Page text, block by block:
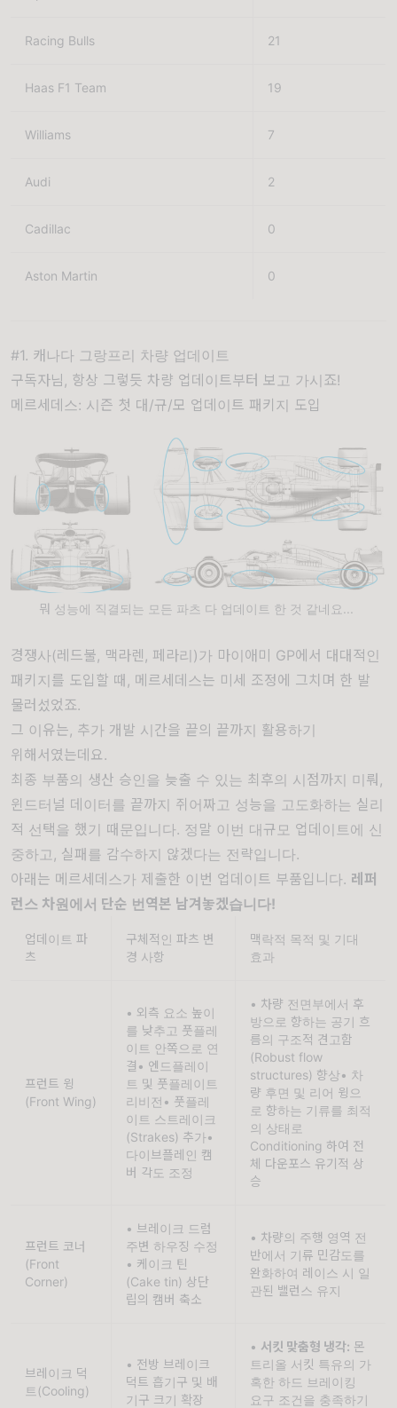
Racing Bulls 21
Haas F1 Team 19
Williams 7
Audi 2
Cadillac 0
Aston Martin 0
#1. 캐나다 그랑프리 차량 업데이트
구독자님, 항상 그렇듯 차량 업데이트부터 보고 가시죠!
메르세데스: 시즌 첫 대/규/모 업데이트 패키지 도입
뭐 성능에 직결되는 모든 파츠 다 업데이트 한 것 같네요...
경쟁사(레드불, 맥라렌, 페라리)가 마이애미 GP에서 대대적인
패키지를 도입할 때, 메르세데스는 미세 조정에 그치며 한 발
물러섰었죠.
그 이유는, 추가 개발 시간을 끝의 끝까지 활용하기
위해서였는데요.
최종 부품의 생산 승인을 늦출 수 있는 최후의 시점까지 미뤄,
윈드터널 데이터를 끝까지 쥐어짜고 성능을 고도화하는 실리
적 선택을 했기 때문입니다. 정말 이번 대규모 업데이트에 신
중하고, 실패를 감수하지 않겠다는 전략입니다.
아래는 메르세데스가 제출한 이번 업데이트 부품입니다. 레퍼
런스 차원에서 단순 번역본 남겨놓겠습니다!
업데이트 파
츠
구체적인 파츠 변
경 사항
맥락적 목적 및 기대
효과
프런트 윙
(Front Wing)
• 외측 요소 높이
를 낮추고 풋플레
이트 안쪽으로 연
결• 엔드플레이
트 및 풋플레이트
리비전• 풋플레
이트 스트레이크
(Strakes) 추가•
다이브플레인 캠
버 각도 조정
• 차량 전면부에서 후
방으로 향하는 공기 흐
름의 구조적 견고함
(Robust flow
structures) 향상• 차
량 후면 및 리어 윙으
로 향하는 기류를 최적
의 상태로
Conditioning 하여 전
체 다운포스 유기적 상
승
프런트 코너
(Front
Corner)
• 브레이크 드럼
주변 하우징 수정
• 케이크 틴
(Cake tin) 상단
립의 캠버 축소
• 차량의 주행 영역 전
반에서 기류 민감도를
완화하여 레이스 시 일
관된 밸런스 유지
브레이크 덕
트(Cooling)
• 전방 브레이크
덕트 흡기구 및 배
기구 크기 확장
• 서킷 맞춤형 냉각: 몬
트리올 서킷 특유의 가
혹한 하드 브레이킹
요구 조건을 충족하기